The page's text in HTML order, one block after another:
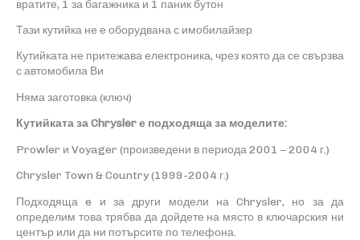
вратите, 1 за багажника и 1 паник бутон
Тази кутийка не е оборудвана с имобилайзер
Кутийката не притежава електроника, чрез която да се свързва
с автомобила Ви
Няма заготовка (ключ)
Кутийката заChryslerе подходяща за моделите:
Prowler и Voyager (произведени в периода 2001 –2004 г.)
Chrysler Town & Country(1999-2004 г.)
Подходяща e и за други модели наChrysler, но за да
определим това трябва да дойдете на място в ключарския ни
център или да ни потърсите по телефона.